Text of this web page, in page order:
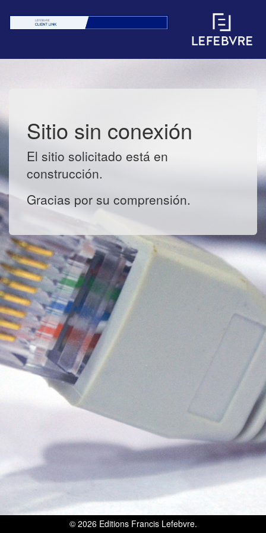
Sitio sin conexión
El sitio solicitado está en
construcción.
Gracias por su comprensión.
© 2026 Editions Francis Lefebvre.